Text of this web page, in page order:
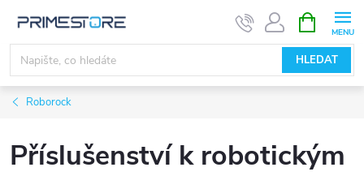
obsah
HLEDAT
NÁKUPNÍ
KOŠÍK
Roborock
Příslušenství k robotickým